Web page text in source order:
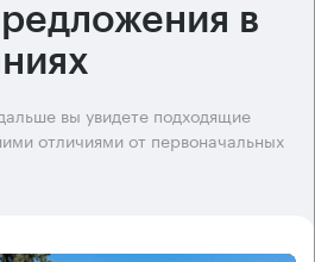
в
вы увидете подходящие
отличиями от первоначальных